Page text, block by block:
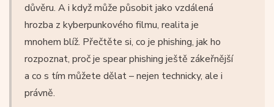
důvěru. A i když může působit jako vzdálená
hrozba z kyberpunkového filmu, realita je
mnohem blíž. Přečtěte si, co je phishing, jak ho
rozpoznat, proč je spear phishing ještě zákeřnější
a co s tím můžete dělat – nejen technicky, ale i
právně.